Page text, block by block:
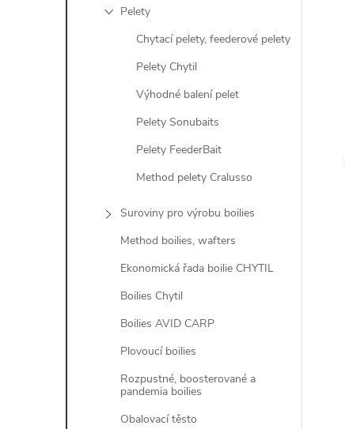
Pelety
Chytací pelety, feederové pelety
Pelety Chytil
Výhodné balení pelet
Pelety Sonubaits
Pelety FeederBait
Method pelety Cralusso
Suroviny pro výrobu boilies
Method boilies, wafters
Ekonomická řada boilie CHYTIL
Boilies Chytil
Boilies AVID CARP
Plovoucí boilies
Rozpustné, boosterované a
pandemia boilies
Obalovací těsto